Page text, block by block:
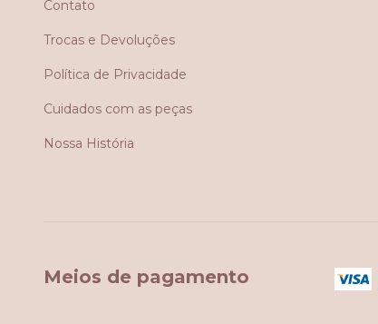
Contato
Trocas e Devoluções
Política de Privacidade
Cuidados com as peças
Nossa História
Meios de pagamento